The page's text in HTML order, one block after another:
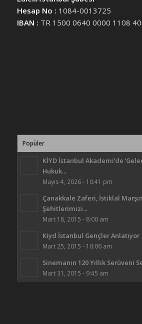
Hesap No : 1084-0013725
IBAN : TR 1500 0640 0000 1108
Popüler
KİYD İstanbul Akademi’de
Hukuk...
Mayıs 4, 2026 - 10:41 pm
Çanakkale Zaferi, İstiklal
Şehitlerimizi...
Mart 18, 2015 - 8:00 am
Kiyd İstanbul Gençler Anlatıyor
Mart 25, 2015 - 10:06 am
Sinemanın 120 Yıllık Serüveni
Mart 31, 2015 - 9:45 am